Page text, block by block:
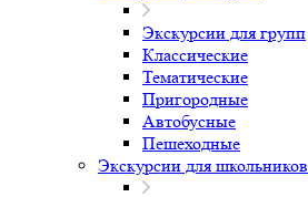
Экскурсии для групп
Классические
Тематические
Пригородные
Автобусные
Пешеходные
Экскурсии для школьников